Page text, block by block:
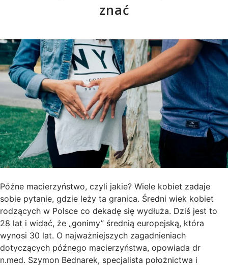
znać
Późne macierzyństwo, czyli jakie? Wiele kobiet zadaje
sobie pytanie, gdzie leży ta granica. Średni wiek kobiet
rodzących w Polsce co dekadę się wydłuża. Dziś jest to
28 lat i widać, że „gonimy” średnią europejską, która
wynosi 30 lat. O najważniejszych zagadnieniach
dotyczących późnego macierzyństwa, opowiada dr
n.med. Szymon Bednarek, specjalista położnictwa i